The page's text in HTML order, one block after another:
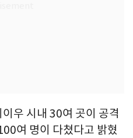
우 시내 30여 곳이 공격
여 명이 다쳤다고 밝혔